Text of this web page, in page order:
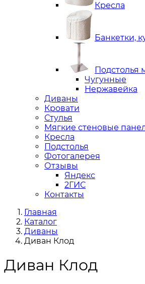
Кресла
Банкетки,
Подстолья
Чугунные
Нержавейка
Диваны
Кровати
Стулья
Мягкие стеновые
Кресла
Подстолья
Фотогалерея
Отзывы
Яндекс
2ГИС
Контакты
Главная
Каталог
Диваны
Диван Клод
Диван Клод